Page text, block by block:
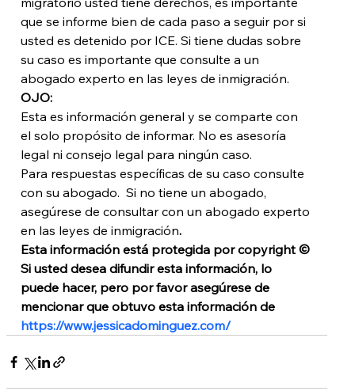
que se informe bien de cada paso a seguir por si
usted es detenido por ICE. Si tiene dudas sobre
su caso es importante que consulte a un
abogado experto en las leyes de inmigración.
OJO:
Esta es información general y se comparte con
el solo propósito de informar. No es asesoría
legal ni consejo legal para ningún caso.
Para respuestas específicas de su caso consulte
con su abogado.  Si no tiene un abogado,
asegúrese de consultar con un abogado experto
en las leyes de inmigración.
Esta información está protegida por copyright ©
Si usted desea difundir esta información, lo
puede hacer, pero por favor asegúrese de
mencionar que obtuvo esta información de
https://www.jessicadominguez.com/